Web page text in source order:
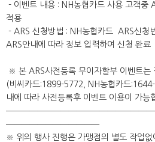
- 이벤트 내용 : NH농협카드 사용 고객중
적용
- ARS 신청방법 : NH농협카드 ARS신청
ARS안내에 따라 정보 입력하여 신청 완료
※ 본 ARS사전등록 무이자할부 이벤트는
(비씨카드:1899-5772, NH농협카드
내에 따라 사전등록후 이벤트 이용이 가능
━━━━━━━━━━━━
※ 위의 행사 진행은 가맹점의 별도 작업없